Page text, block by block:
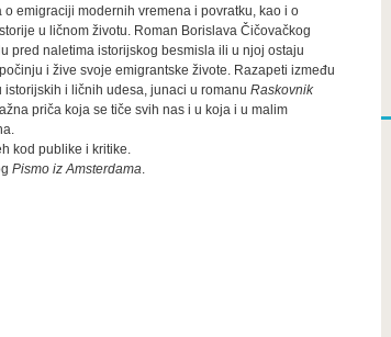
emigraciji modernih vremena i povratku, kao i o
u ličnom životu. Roman Borislava Čičovačkog
pred naletima istorijskog besmisla ili u njoj ostaju
i žive svoje emigrantske živote. Razapeti između
i ličnih udesa, junaci u romanu Raskovnik
priča koja se tiče svih nas i u koja i u malim
kod publike i kritike.
Pismo iz Amsterdama.